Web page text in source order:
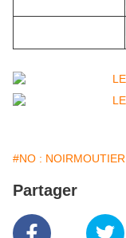
#NO : NOIRMOUTIER
Partager